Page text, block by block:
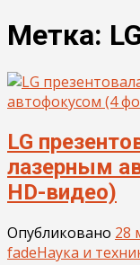
Метка:
LG
лазерным
HD-видео)
Опубликовано 28
fadeНаука и